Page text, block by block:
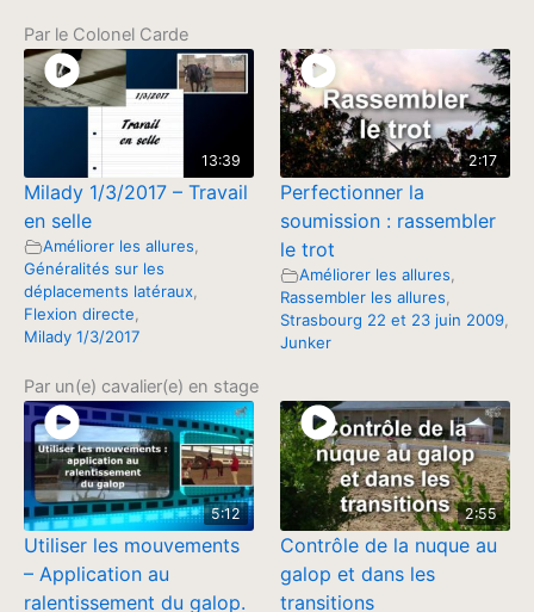
Par le Colonel Carde
13:39
Milady 1/3/2017 – Travail
en selle
Améliorer les allures,
Généralités sur les
déplacements latéraux,
Flexion directe,
Milady 1/3/2017
2:17
Perfectionner la
soumission : rassembler
le trot
Améliorer les allures,
Rassembler les allures,
Strasbourg 22 et 23 juin 2009,
Junker
Par un(e) cavalier(e) en stage
5:12
Utiliser les mouvements
– Application au
ralentissement du galop.
2:55
Contrôle de la nuque au
galop et dans les
transitions